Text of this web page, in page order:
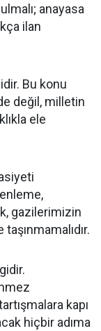
anayasa
ilan
Bu konu
değil, milletin
ele
gazilerimizin
kapı
hiçbir adıma